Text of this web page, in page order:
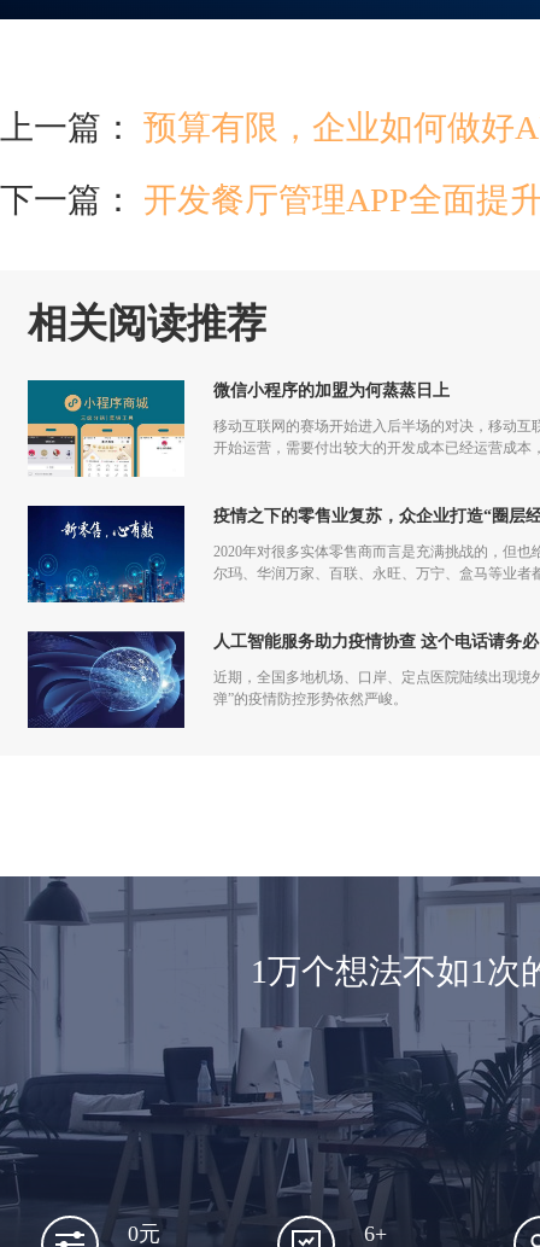
上一篇： 预算有限，企业如何做好
下一篇： 开发餐厅管理APP全面提
相关阅读推荐
微信小程序的加盟为何蒸蒸日上
移动互联网的赛场开始进入后半场的对决，移动
开始运营，需要付出较大的开发成本已经运营成
疫情之下的零售业复苏，众企业打造“圈层
2020年对很多实体零售商而言是充满挑战的，但
尔玛、华润万家、百联、永旺、万宁、盒马等业
人工智能服务助力疫情协查 这个电话请务
近期，全国多地机场、口岸、定点医院陆续出现
弹”的疫情防控形势依然严峻。
1万个想法不如1次
0元 6+